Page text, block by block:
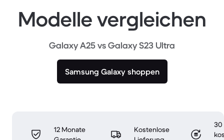
Modelle vergleichen
Galaxy A25 vs Galaxy S23 Ultra
Samsung Galaxy shoppen
12 Monate
Kostenlose
30